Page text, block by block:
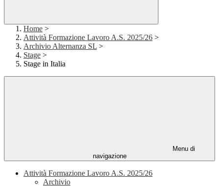
Home >
Attività Formazione Lavoro A.S. 2025/26 >
Archivio Alternanza SL >
Stage >
Stage in Italia
Menu di
navigazione
Attività Formazione Lavoro A.S. 2025/26
Archivio